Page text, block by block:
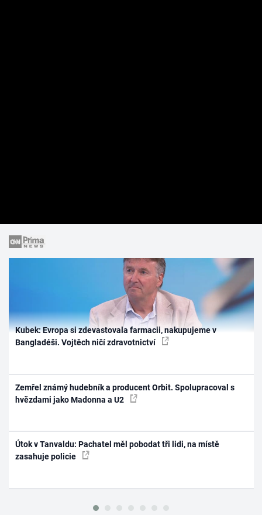
Kubek: Evropa si zdevastovala farmacii, nakupujeme v
Bangladéši. Vojtěch ničí zdravotnictví
Zemřel známý hudebník a producent Orbit. Spolupracoval s
hvězdami jako Madonna a U2
Útok v Tanvaldu: Pachatel měl pobodat tři lidi, na místě
zasahuje policie